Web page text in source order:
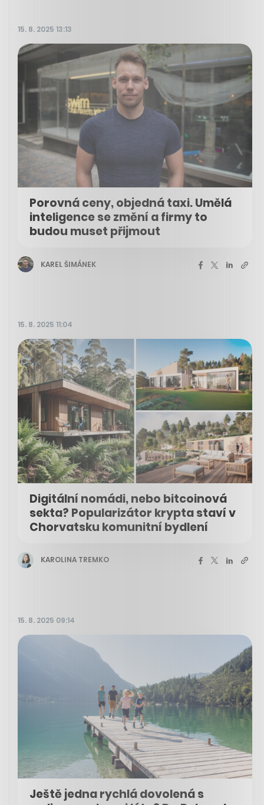
15. 8. 2025 13:13
Porovná ceny, objedná taxi. Umělá
inteligence se změní a firmy to
budou muset přijmout
KAREL ŠIMÁNEK
15. 8. 2025 11:04
Digitální nomádi, nebo bitcoinová
sekta? Popularizátor krypta staví v
Chorvatsku komunitní bydlení
KAROLINA TREMKO
15. 8. 2025 09:14
Ještě jedna rychlá dovolená s